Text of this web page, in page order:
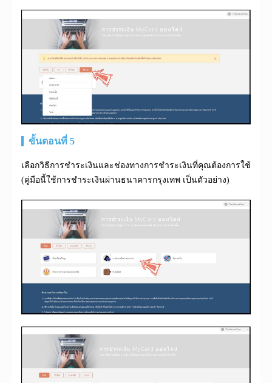
ขั้นตอนที่ 5
เลือกวิธีการชำระเงินและช่องทางการชำระเงินที่คุณต้องการใช้
(คู่มือนี้ใช้การชำระเงินผ่านธนาคารกรุงเทพ เป็นตัวอย่าง)